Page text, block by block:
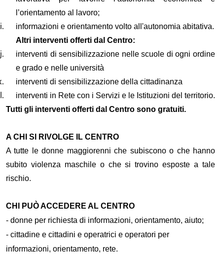
l’orientamento al lavoro;
informazioni e orientamento volto all'autonomia abitativa.
Altri interventi offerti dal Centro:
interventi di sensibilizzazione nelle scuole di ogni ordine
e grado e nelle università
interventi di sensibilizzazione della cittadinanza
interventi in Rete con i Servizi e le Istituzioni del territorio.
Tutti gli interventi offerti dal Centro sono gratuiti.
A CHI SI RIVOLGE IL CENTRO
Atutte le donne maggiorenniche subiscono o che hanno
subito violenza maschile o che si trovino esposte a tale
rischio.
CHI PUÒ ACCEDERE AL CENTRO
- donne per richiesta di informazioni, orientamento, aiuto;
- cittadine e cittadini e operatrici e operatori per
informazioni, orientamento, rete.